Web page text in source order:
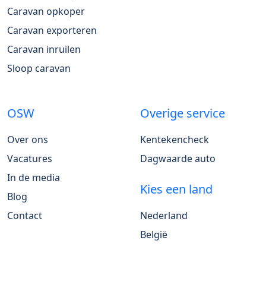
Caravan opkoper
Caravan exporteren
Caravan inruilen
Sloop caravan
OSW
Over ons
Vacatures
In de media
Blog
Contact
Overige service
Kentekencheck
Dagwaarde auto
Kies een land
Nederland
België